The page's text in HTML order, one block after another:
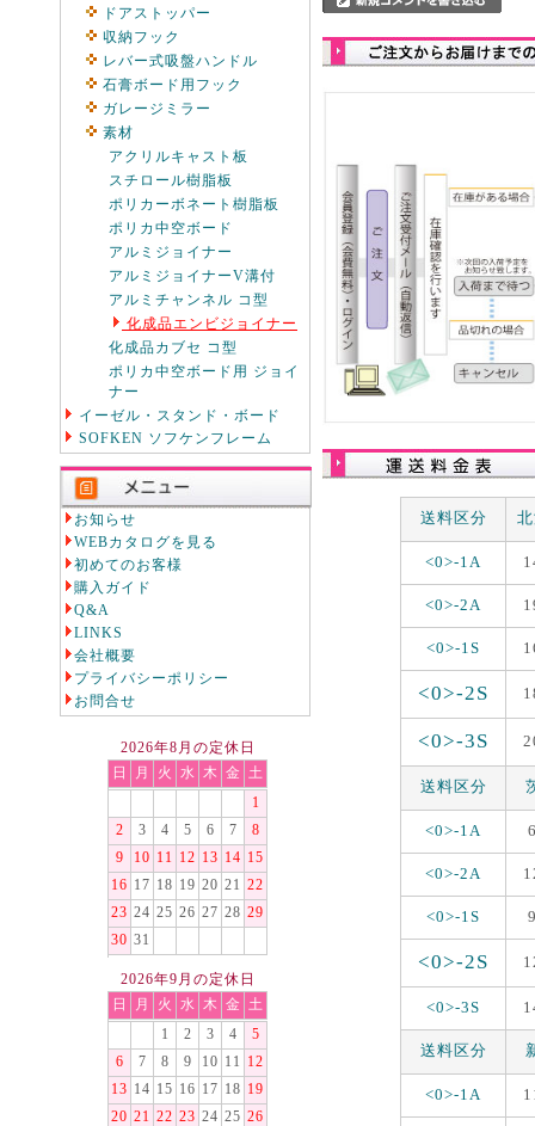
ドアストッパー
収納フック
レバー式吸盤ハンドル
石膏ボード用フック
ガレージミラー
素材
アクリルキャスト板
スチロール樹脂板
ポリカーボネート樹脂板
ポリカ中空ボード
アルミジョイナー
アルミジョイナーV溝付
アルミチャンネル コ型
化成品エンビジョイナー
化成品カブセ コ型
ポリカ中空ボード用 ジョイ
ナー
イーゼル・スタンド・ボード
SOFKEN ソフケンフレーム
お知らせ
WEBカタログを見る
初めてのお客様
購入ガイド
Q&A
LINKS
会社概要
プライバシーポリシー
お問合せ
2026年8月の定休日
日
月 火 水 木 金
土
1
2
3 4 5 6 7
8
9
10 11 12 13 14 15
16 17 18 19 20 21 22
23 24 25 26 27 28 29
30 31
2026年9月の定休日
日
月 火 水 木 金
土
1
2 3 4
5
6
7 8 9 10 11
12
13 14 15 16 17 18 19
20 21 22 23 24 25 26
送料区分
<0>-1A
<0>-2A
<0>-1S
<0>-2S
<0>-3S
送料区分
<0>-1A
<0>-2A
<0>-1S
<0>-2S
<0>-3S
送料区分
<0>-1A